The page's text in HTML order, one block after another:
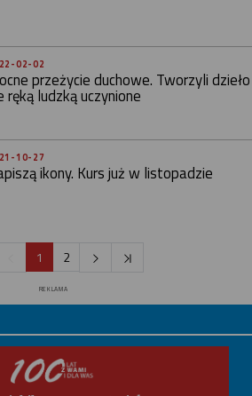
02-02
przeżycie duchowe. Tworzyli dzieło
ręką ludzką uczynione
10-27
ikony. Kurs już w listopadzie
1 2
REKLAMA